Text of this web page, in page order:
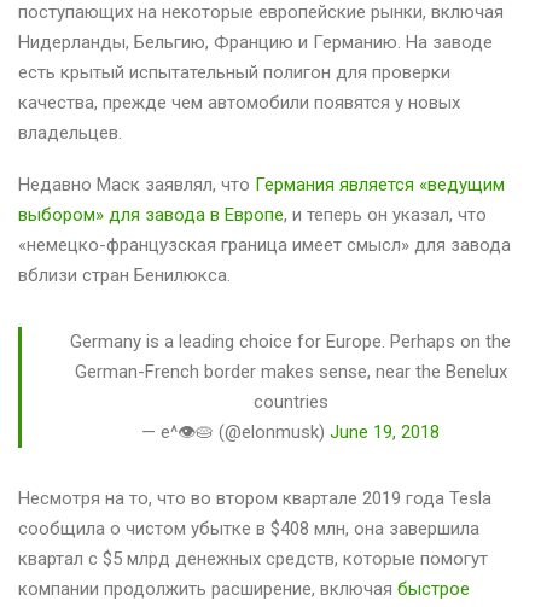
поступающих на некоторые европейские рынки, включая
Нидерланды, Бельгию, Францию ​​и Германию. На заводе
есть крытый испытательный полигон для проверки
качества, прежде чем автомобили появятся у новых
владельцев.
Недавно Маск заявлял, что Германия является «ведущим
выбором» для завода в Европе, и теперь он указал, что
«немецко-французская граница имеет смысл» для завода
вблизи стран Бенилюкса.
Germany is a leading choice for Europe. Perhaps on the
German-French border makes sense, near the Benelux
countries
— e^👁🥧 (@elonmusk) June 19, 2018
Несмотря на то, что во втором квартале 2019 года Tesla
сообщила о чистом убытке в $408 млн, она завершила
квартал с $5 млрд денежных средств, которые помогут
компании продолжить расширение, включая быстрое